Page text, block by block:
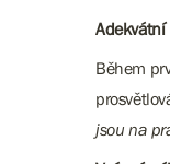
Během
jsou na